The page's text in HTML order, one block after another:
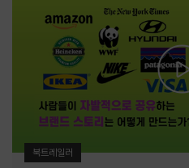
북트레일러